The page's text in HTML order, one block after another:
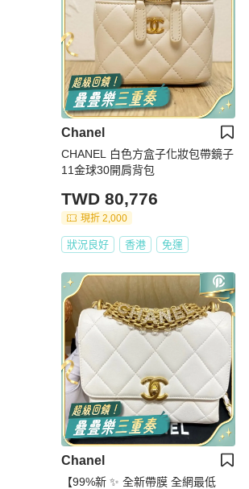
Chanel
CHANEL 白色方盒子化妝包帶鏡子
11金球30開肩背包
TWD 80,776
現折 2,000
狀況良好 香港 免運
Chanel
【99%新 ✨ 全新帶膜 全網最低